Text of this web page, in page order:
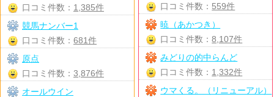
口コミ件数： 559件
暁（あかつき）
口コミ件数：8,107件
みどりの的中らんど
口コミ件数： 1,332件
ウマくる。（リニューアル）
口コミ件数： 1,385件
競馬ナンバー1
口コミ件数： 681件
原点
口コミ件数： 3,876件
オールウイン